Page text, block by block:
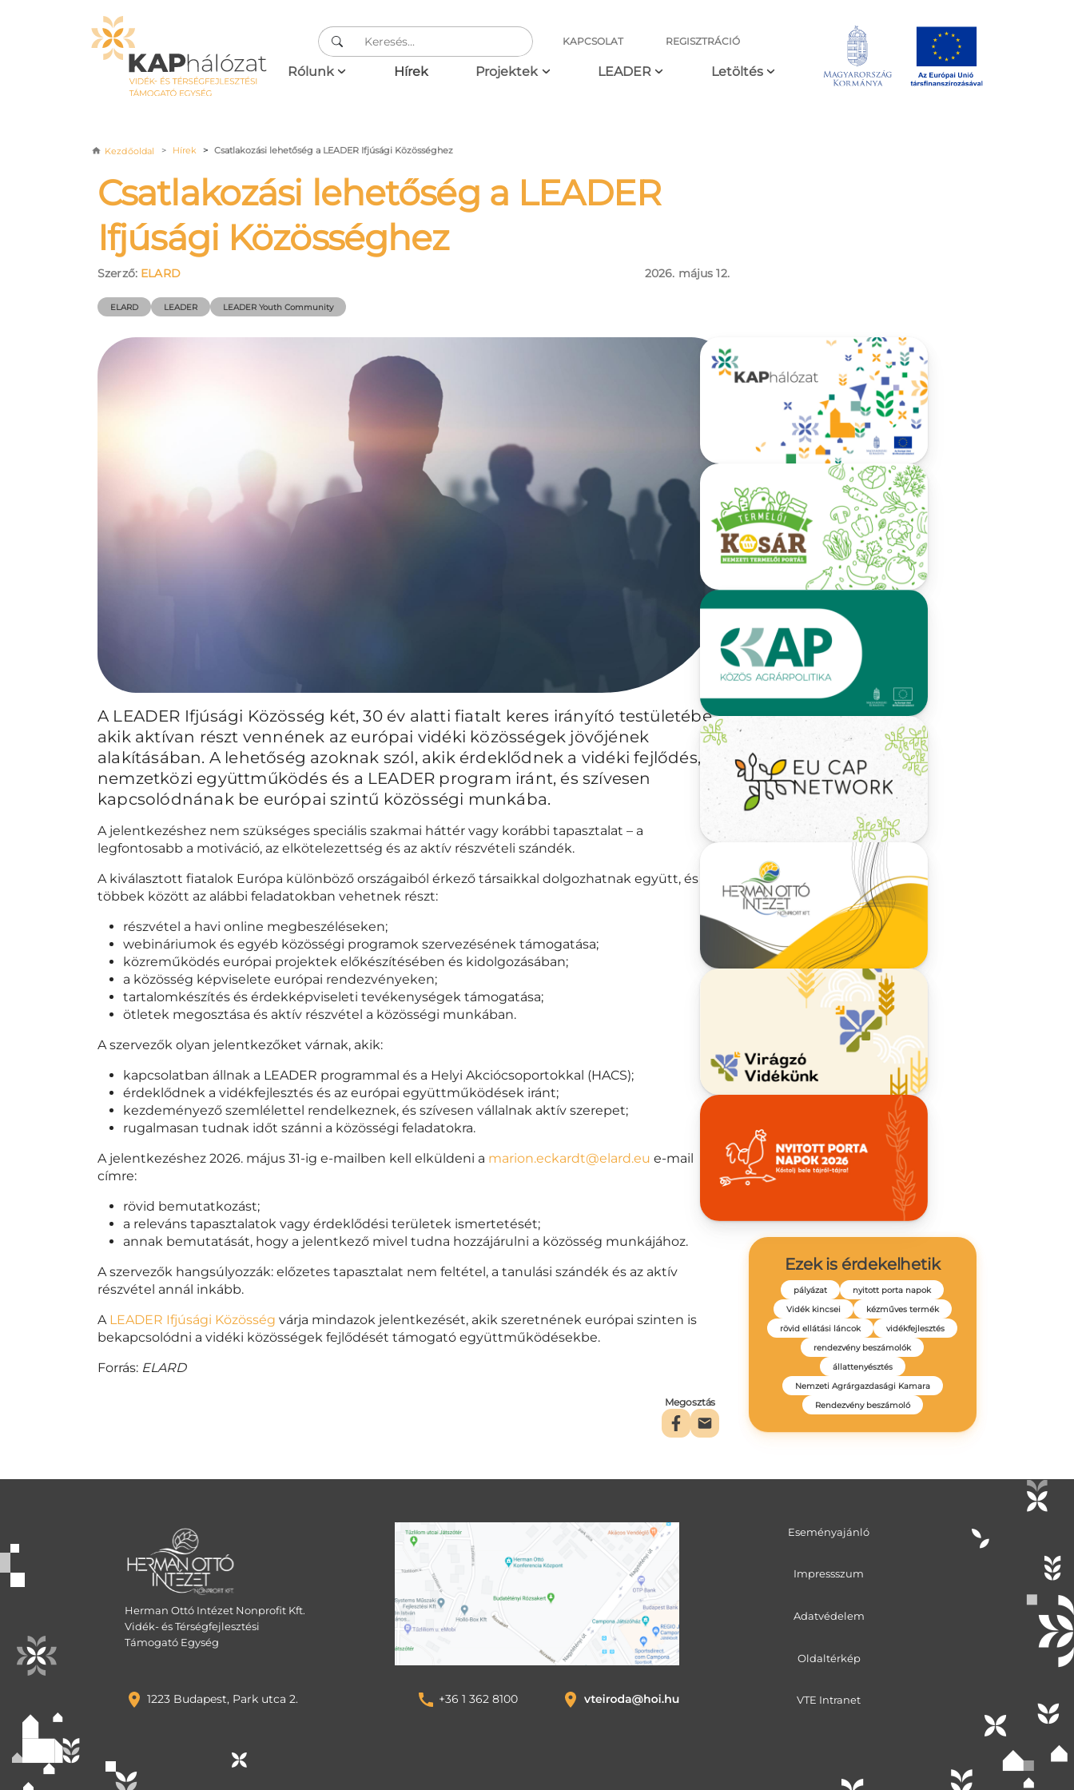
KAPCSOLAT REGISZTRÁCIÓ
Fő navigáció
Rólunk Hírek Projektek LEADER Letöltés
Morzsa
Kezdőoldal Hírek Csatlakozási lehetőség a LEADER Ifjúsági Közösséghez
Csatlakozási lehetőség a LEADER
Ifjúsági Közösséghez
Szerző: ELARD 2026. május 12.
ELARD LEADER LEADER Youth Community
A LEADER Ifjúsági Közösség két, 30 év alatti fiatalt keres irányító testületébe,
akik aktívan részt vennének az európai vidéki közösségek jövőjének
alakításában. A lehetőség azoknak szól, akik érdeklődnek a vidéki fejlődés, a
nemzetközi együttműködés és a LEADER program iránt, és szívesen
kapcsolódnának be európai szintű közösségi munkába.
A jelentkezéshez nem szükséges speciális szakmai háttér vagy korábbi tapasztalat – a
legfontosabb a motiváció, az elkötelezettség és az aktív részvételi szándék.
A kiválasztott fiatalok Európa különböző országaiból érkező társaikkal dolgozhatnak együtt, és
többek között az alábbi feladatokban vehetnek részt:
részvétel a havi online megbeszéléseken;
webináriumok és egyéb közösségi programok szervezésének támogatása;
közreműködés európai projektek előkészítésében és kidolgozásában;
a közösség képviselete európai rendezvényeken;
tartalomkészítés és érdekképviseleti tevékenységek támogatása;
ötletek megosztása és aktív részvétel a közösségi munkában.
A szervezők olyan jelentkezőket várnak, akik:
kapcsolatban állnak a LEADER programmal és a Helyi Akciócsoportokkal (HACS);
érdeklődnek a vidékfejlesztés és az európai együttműködések iránt;
kezdeményező szemlélettel rendelkeznek, és szívesen vállalnak aktív szerepet;
rugalmasan tudnak időt szánni a közösségi feladatokra.
A jelentkezéshez 2026. május 31-ig e-mailben kell elküldeni a marion.eckardt@elard.eu e-mail
címre:
rövid bemutatkozást;
a releváns tapasztalatok vagy érdeklődési területek ismertetését;
annak bemutatását, hogy a jelentkező mivel tudna hozzájárulni a közösség munkájához.
A szervezők hangsúlyozzák: előzetes tapasztalat nem feltétel, a tanulási szándék és az aktív
részvétel annál inkább.
A LEADER Ifjúsági Közösség várja mindazok jelentkezését, akik szeretnének európai szinten is
bekapcsolódni a vidéki közösségek fejlődését támogató együttműködésekbe.
Forrás: ELARD
Megosztás
Ezek is érdekelhetik
pályázat
nyitott porta napok
Vidék kincsei
kézműves termék
rövid ellátási láncok
vidékfejlesztés
rendezvény beszámolók
állattenyésztés
Nemzeti Agrárgazdasági Kamara
Rendezvény beszámoló
Herman Ottó Intézet Nonprofit Kft.
Vidék- és Térségfejlesztési
Támogató Egység
1223 Budapest, Park utca 2. +36 1 362 8100
Eseményajánló
Impressszum
Adatvédelem
Oldaltérkép
VTE Intranet